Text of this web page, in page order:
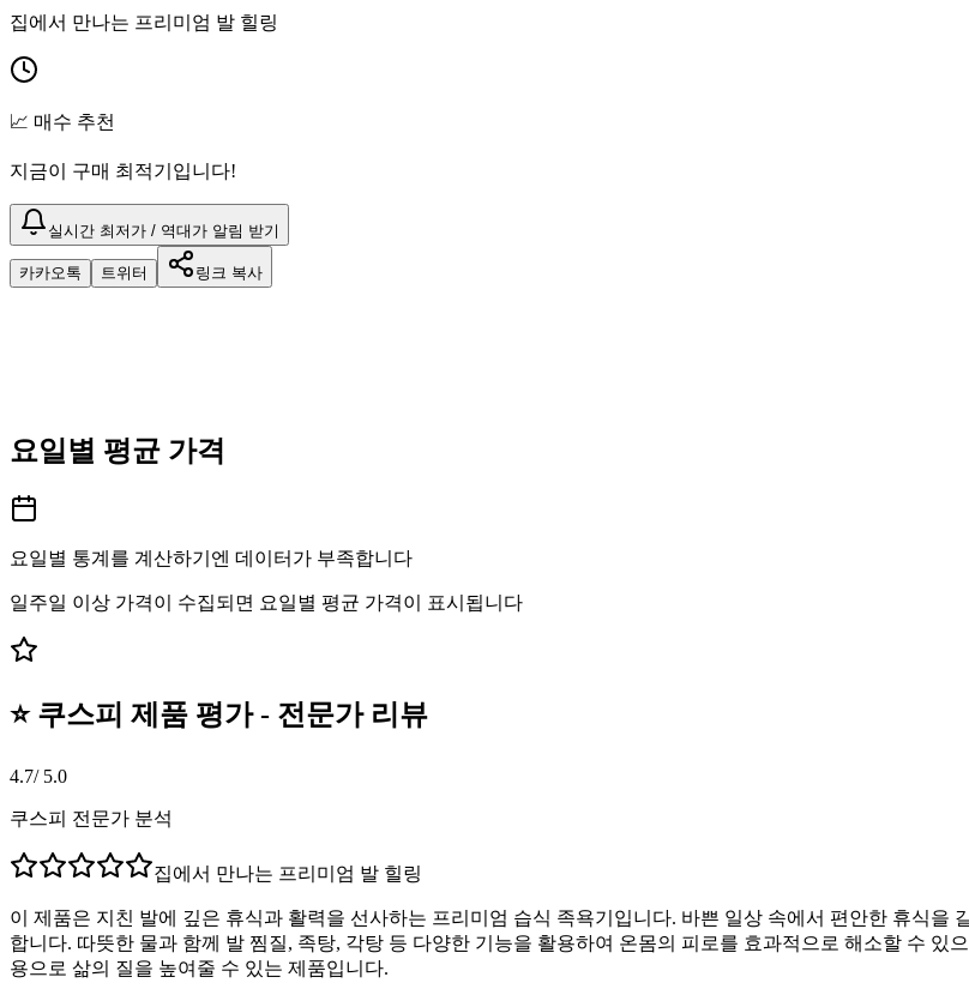
집에서 만나는 프리미엄 발 힐링
📈 매수 추천
지금이 구매 최적기입니다!
실시간 최저가 / 역대가 알림 받기
카카오톡 트위터 링크 복사
요일별 평균 가격
요일별 통계를 계산하기엔 데이터가 부족합니다
일주일 이상 가격이 수집되면 요일별 평균 가격이 표시됩니다
⭐ 쿠스피 제품 평가 - 전문가 리뷰
4.7/ 5.0
쿠스피 전문가 분석
집에서 만나는 프리미엄 발 힐링
이 제품은 지친 발에 깊은 휴식과 활력을 선사하는 프리미엄 습식 족욕기입니다. 바쁜 일상 속에서 편안한 휴식을
합니다. 따뜻한 물과 함께 발 찜질, 족탕, 각탕 등 다양한 기능을 활용하여 온몸의 피로를 효과적으로 해소할 수
용으로 삶의 질을 높여줄 수 있는 제품입니다.